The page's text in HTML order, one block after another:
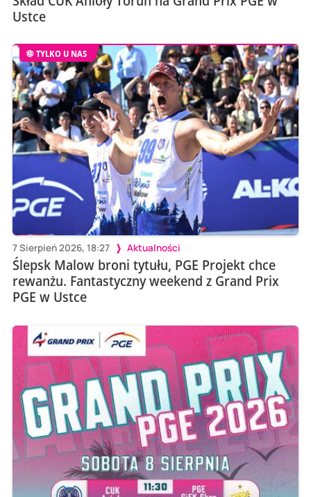
Ustce
TYLKO U NAS
7 Sierpień 2026, 18:27 Aktualności
Ślepsk Malow broni tytułu, PGE Projekt chce
rewanżu. Fantastyczny weekend z Grand Prix
PGE w Ustce